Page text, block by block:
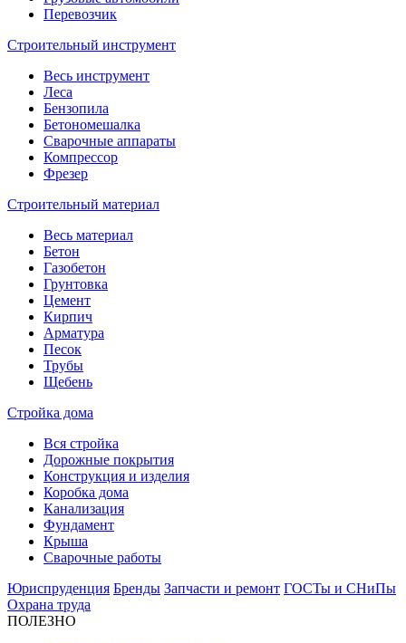
Перевозчик
Строительный инструмент
Весь инструмент
Леса
Бензопила
Бетономешалка
Сварочные аппараты
Компрессор
Фрезер
Строительный материал
Весь материал
Бетон
Газобетон
Грунтовка
Цемент
Кирпич
Арматура
Песок
Трубы
Щебень
Стройка дома
Вся стройка
Дорожные покрытия
Конструкция и изделия
Коробка дома
Канализация
Фундамент
Крыша
Сварочные работы
Юриспруденция Бренды Запчасти и ремонт ГОСТы и СНиПы
Охрана труда
ПОЛЕЗНО